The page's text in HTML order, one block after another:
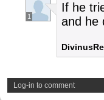
1
If he
and he
Log-in to comment